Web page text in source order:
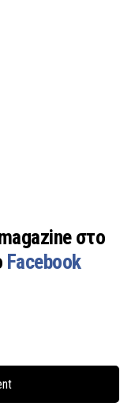
στο
Facebook